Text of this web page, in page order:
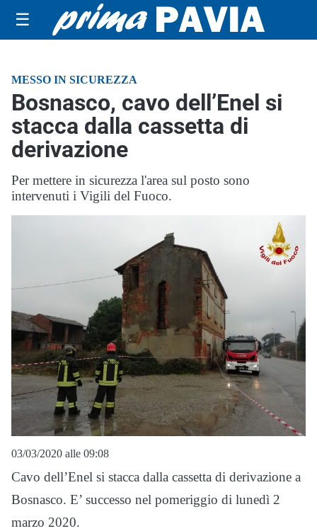
☰
MESSO IN SICUREZZA
Bosnasco, cavo dell’Enel si
stacca dalla cassetta di
derivazione
Per mettere in sicurezza l'area sul posto sono
intervenuti i Vigili del Fuoco.
03/03/2020 alle 09:08
Cavo dell’Enel si stacca dalla cassetta di derivazione a
Bosnasco. E’ successo nel pomeriggio di lunedì 2
marzo 2020.